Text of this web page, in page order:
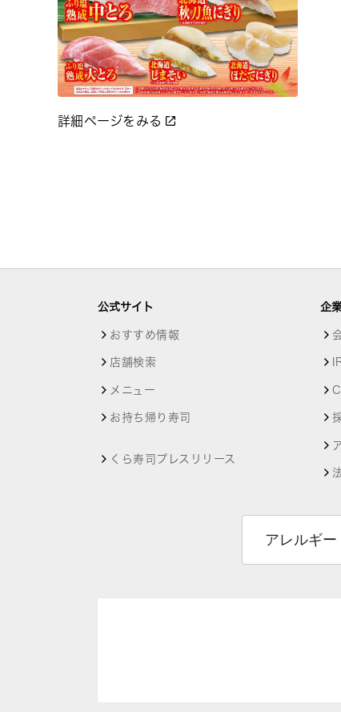
詳細ページをみる
公式サイト
おすすめ情報
店舗検索
メニュー
お持ち帰り寿司
くら寿司プレスリリース
企
アレルギ